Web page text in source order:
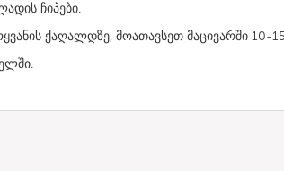
ჩიპები.
ქაღალდზე, მოათავსეთ მაცივარში 10-